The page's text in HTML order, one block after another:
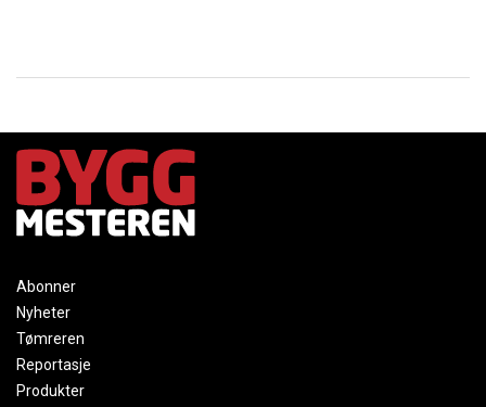
Abonner
Nyheter
Tømreren
Reportasje
Produkter